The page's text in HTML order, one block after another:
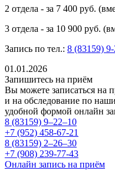
2 отдела - за 7 400 руб.
3 отдела - за 10 900 руб.
Запись по тел.: 8 (83159)
01.01.2026
Запишитесь на приём
Вы можете записаться на
и на обследование по
удобной формой онлайн
8 (83159) 9–22–10
+7 (952) 458-67-21
8 (83159) 2–26–30
+7 (908) 239-77-43
Онлайн запись на приём